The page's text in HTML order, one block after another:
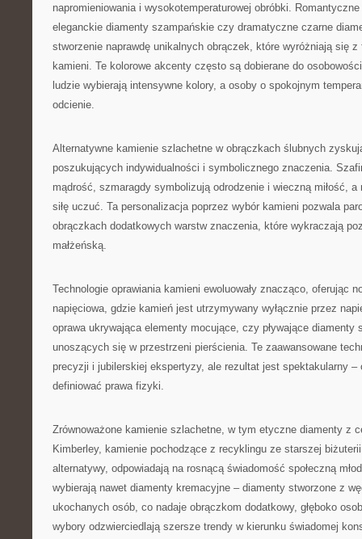
napromieniowania i wysokotemperaturowej obróbki.
eleganckie diamenty szampańskie czy dramatyczne czarne
stworzenie naprawdę unikalnych obrączek, które wyróżniają się z
kamieni. Te kolorowe akcenty często są dobierane do
ludzie wybierają intensywne kolory, a osoby o spokojnym
odcienie.
Alternatywne kamienie szlachetne w obrączkach ślubnych
poszukujących indywidualności i symbolicznego znaczenia.
mądrość, szmaragdy symbolizują odrodzenie i wieczną miłość,
siłę uczuć. Ta personalizacja poprzez wybór kamieni pozwala
obrączkach dodatkowych warstw znaczenia, które wykraczają
małżeńską.
Technologie oprawiania kamieni ewoluowały znacząco, oferując
napięciowa, gdzie kamień jest utrzymywany wyłącznie przez
oprawa ukrywająca elementy mocujące, czy pływające diamenty
unoszących się w przestrzeni pierścienia. Te zaawansowane
precyzji i jubilerskiej ekspertyzy, ale rezultat jest spektakularny –
definiować prawa fizyki.
Zrównoważone kamienie szlachetne, w tym etyczne diamenty z
Kimberley, kamienie pochodzące z recyklingu ze starszej
alternatywy, odpowiadają na rosnącą świadomość społeczną
wybierają nawet diamenty kremacyjne – diamenty stworzone z
ukochanych osób, co nadaje obrączkom dodatkowy, głęboko
wybory odzwierciedlają szersze trendy w kierunku świadomej